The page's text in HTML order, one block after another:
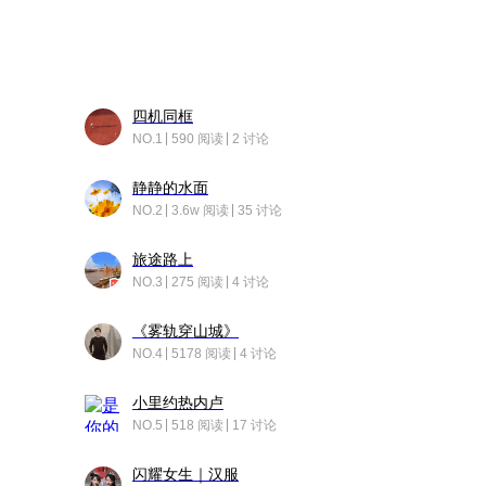
四机同框
NO.1 590 阅读 2 讨论
静静的水面
NO.2 3.6w 阅读 35 讨论
旅途路上
NO.3 275 阅读 4 讨论
《雾轨穿山城》
NO.4 5178 阅读 4 讨论
小里约热内卢
NO.5 518 阅读 17 讨论
闪耀女生｜汉服